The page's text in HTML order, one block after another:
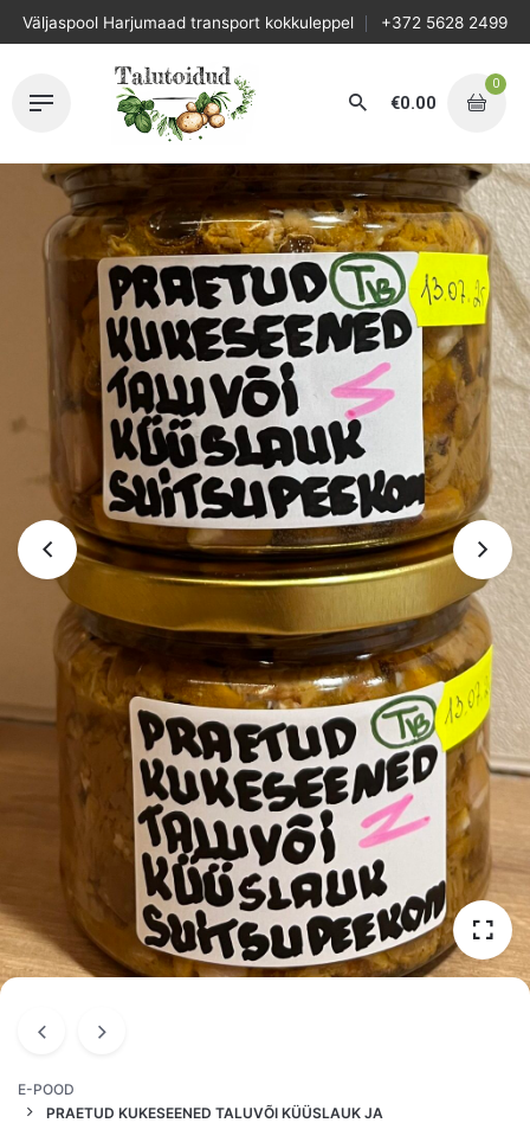
Skip
to
Väljaspool Harjumaad transport kokkuleppel +372 5628 2499
€0.00
0
E-POOD
PRAETUD KUKESEENED TALUVÕI KÜÜSLAUK JA